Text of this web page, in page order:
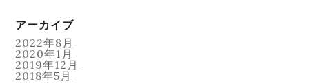
アーカイブ
2022年8月
2020年1月
2019年12月
2018年5月